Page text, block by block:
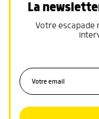
La
Votre escapade